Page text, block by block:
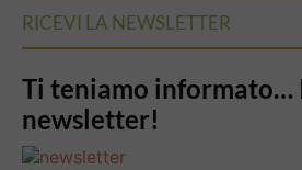
RICEVI LA NEWSLETTER
Ti teniamo informato…
newsletter!